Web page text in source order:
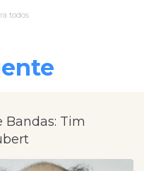
todos
Bandas: Tim